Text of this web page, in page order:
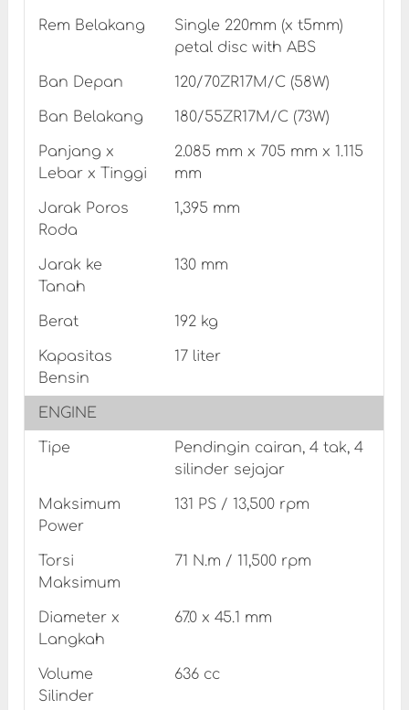
Rem Belakang
Single 220mm (x t5mm)
petal disc with ABS
Ban Depan 120/70ZR17M/C (58W)
Ban Belakang 180/55ZR17M/C (73W)
Panjang x
Lebar x Tinggi
2.085 mm x 705 mm x 1.115
mm
Jarak Poros
Roda
1,395 mm
Jarak ke
Tanah
130 mm
Berat 192 kg
Kapasitas
Bensin
17 liter
ENGINE
Tipe
Pendingin cairan, 4 tak, 4
silinder sejajar
Maksimum
Power
131 PS / 13,500 rpm
Torsi
Maksimum
71 N.m / 11,500 rpm
Diameter x
Langkah
67.0 x 45.1 mm
Volume
Silinder
636 cc